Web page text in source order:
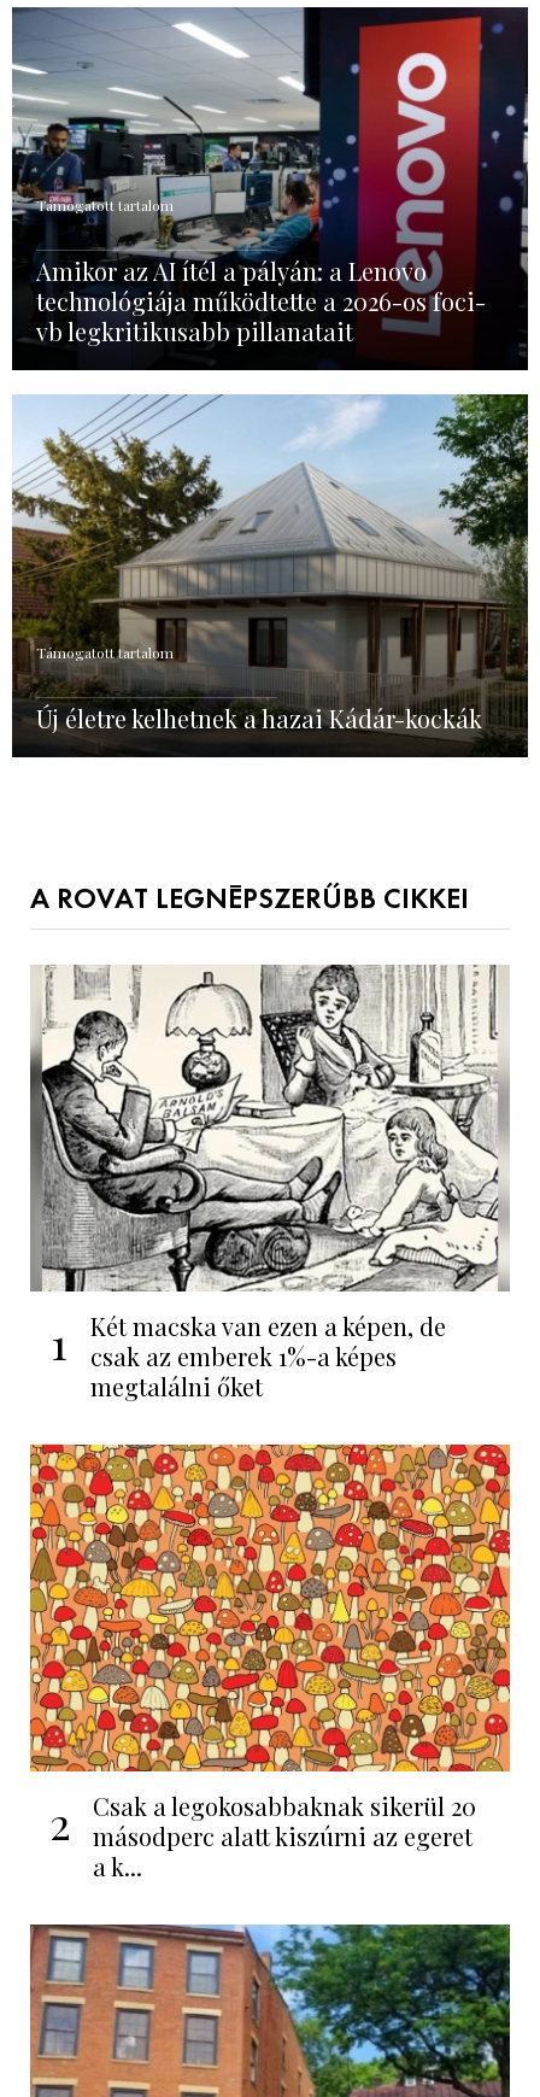
Támogatott tartalom
Amikor az AI ítél a pályán: a Lenovo
technológiája működtette a 2026-os foci-
vb legkritikusabb pillanatait
Támogatott tartalom
Új életre kelhetnek a hazai Kádár-kockák
A ROVAT LEGNÉPSZERŰBB CIKKEI
1
Két macska van ezen a képen, de
csak az emberek 1%-a képes
megtalálni őket
2
Csak a legokosabbaknak sikerül 20
másodperc alatt kiszúrni az egeret
a k...